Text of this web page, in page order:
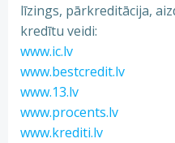
līzings, pārkreditācija,
kredītu veidi:
www.ic.lv
www.bestcredit.lv
www.13.lv
www.procents.lv
www.krediti.lv